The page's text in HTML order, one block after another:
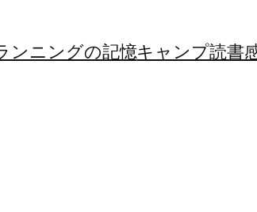
ンニングの記憶キャンプ読書